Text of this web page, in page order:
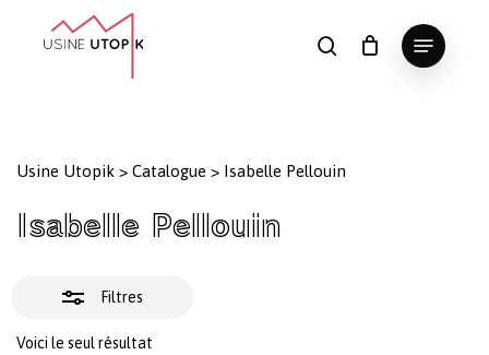
search
Menu
Panier Fermer
le
Usine Utopik > Catalogue > Isabelle Pellouin
Isabelle Pellouin
Filtres
Voici le seul résultat
Fermer
lesClose